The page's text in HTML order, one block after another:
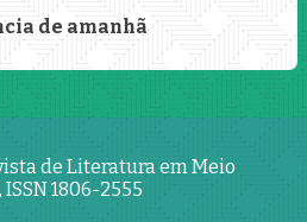
de amanhã
de Literatura em Meio
1806-2555